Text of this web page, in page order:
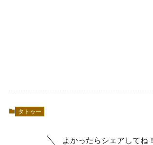
タトゥー
よかったらシェアしてね！